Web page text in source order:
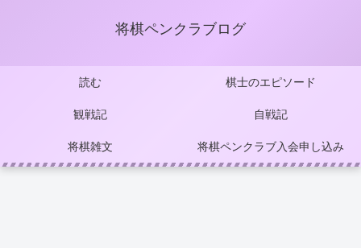
将棋ペンクラブログ
読む 棋士のエピソード
観戦記 自戦記
将棋雑文 将棋ペンクラブ入会申し込み